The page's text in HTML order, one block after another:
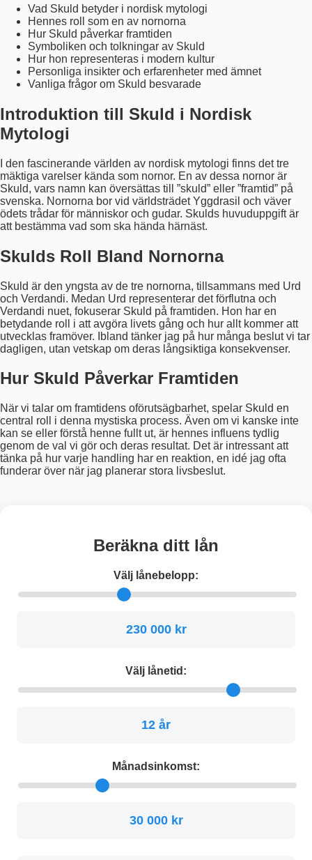
Vad Skuld betyder i nordisk mytologi
Hennes roll som en av nornorna
Hur Skuld påverkar framtiden
Symboliken och tolkningar av Skuld
Hur hon representeras i modern kultur
Personliga insikter och erfarenheter med ämnet
Vanliga frågor om Skuld besvarade
Introduktion till Skuld i Nordisk
Mytologi
I den fascinerande världen av nordisk mytologi finns det tre
mäktiga varelser kända som nornor. En av dessa nornor är
Skuld, vars namn kan översättas till ”skuld” eller ”framtid” på
svenska. Nornorna bor vid världsträdet Yggdrasil och väver
ödets trådar för människor och gudar. Skulds huvuduppgift är
att bestämma vad som ska hända härnäst.
Skulds Roll Bland Nornorna
Skuld är den yngsta av de tre nornorna, tillsammans med Urd
och Verdandi. Medan Urd representerar det förflutna och
Verdandi nuet, fokuserar Skuld på framtiden. Hon har en
betydande roll i att avgöra livets gång och hur allt kommer att
utvecklas framöver. Ibland tänker jag på hur många beslut vi tar
dagligen, utan vetskap om deras långsiktiga konsekvenser.
Hur Skuld Påverkar Framtiden
När vi talar om framtidens oförutsägbarhet, spelar Skuld en
central roll i denna mystiska process. Även om vi kanske inte
kan se eller förstå henne fullt ut, är hennes influens tydlig
genom de val vi gör och deras resultat. Det är intressant att
tänka på hur varje handling har en reaktion, en idé jag ofta
funderar över när jag planerar stora livsbeslut.
Beräkna ditt lån
Välj lånebelopp:
230 000 kr
Välj lånetid:
12 år
Månadsinkomst:
30 000 kr